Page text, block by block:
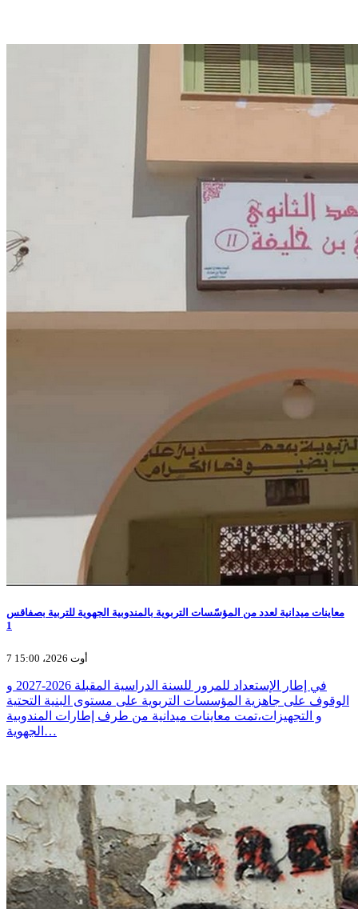
معاينات ميدانية لعدد من المؤسّسات التربوية بالمندوبية الجهوية للتربية بصفاقس
1
7 أوت 2026، 15:00
في إطار الإستعداد للمرور للسنة الدراسية المقبلة 2026-2027 و
الوقوف على جاهزية المؤسسات التربوية على مستوى البنية التحتية
و التجهيزات،تمت معاينات ميدانية من طرف إطارات المندوبية
الجهوية…